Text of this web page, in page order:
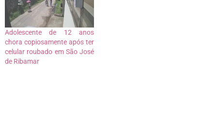
Adolescente de 12 anos
chora copiosamente após ter
celular roubado em São José
de Ribamar